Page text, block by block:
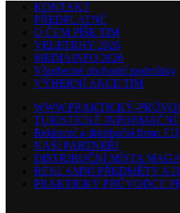
KONTAKT
PŘEDPLATNÉ
O ČEM PÍŠE TIM
VELETRHY 2026
MEDIAINFO 2026
Všeobecné obchodní podmínky
VÝHERNÍ AKCE TIM
WWW.PRAKTICKÝ-
TURISTICKÉ
Reklamní a distribuční firma
NAŠI PARTNEŘI
DISTRIBUČNÍ MÍSTA
REKLAMNÍ PŘEDMĚTY A
PRAKTICKÝ PRŮVODCE